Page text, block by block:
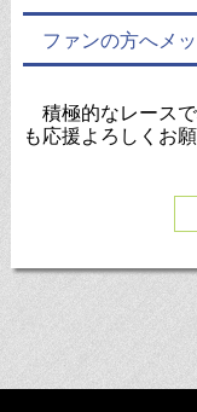
ファンの方へメ
積極的なレース
も応援よろしくお願